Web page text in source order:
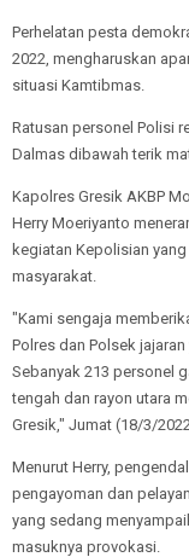
Perhelatan pesta
2022, mengharuskan
situasi Kamtibmas.
Ratusan personel Polisi
Dalmas dibawah terik
Kapolres Gresik AKBP
Herry Moeriyanto
kegiatan Kepolisian
masyarakat.
"Kami sengaja
Polres dan Polsek
Sebanyak 213 personel
tengah dan rayon utara
Gresik," Jumat (18/3/
Menurut Herry,
pengayoman dan
yang sedang
masuknya provokasi.